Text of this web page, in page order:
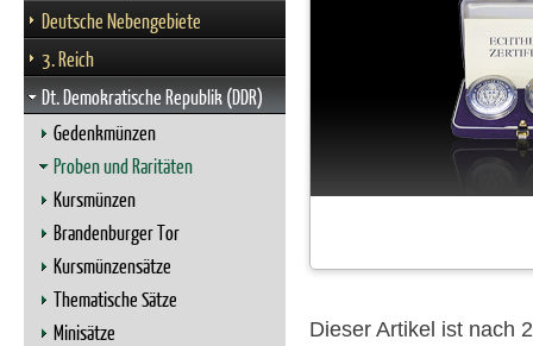
Deutsche Nebengebiete
3. Reich
Dt. Demokratische Republik (DDR)
Gedenkmünzen
Proben und Raritäten
Kursmünzen
Brandenburger Tor
Kursmünzensätze
Thematische Sätze
Minisätze
Dieser Artikel ist nach